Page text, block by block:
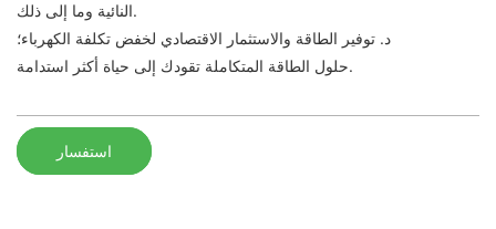
النائية وما إلى ذلك.
د. توفير الطاقة والاستثمار الاقتصادي لخفض تكلفة الكهرباء؛
حلول الطاقة المتكاملة تقودك إلى حياة أكثر استدامة.
استفسار